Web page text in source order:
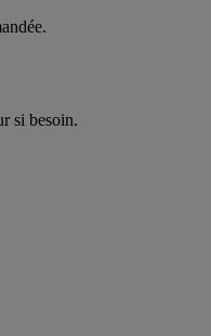
si besoin.